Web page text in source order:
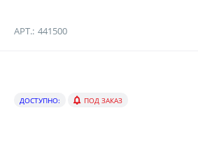
АРТ.: 441500
ДОСТУПНО: ПОД ЗАКАЗ